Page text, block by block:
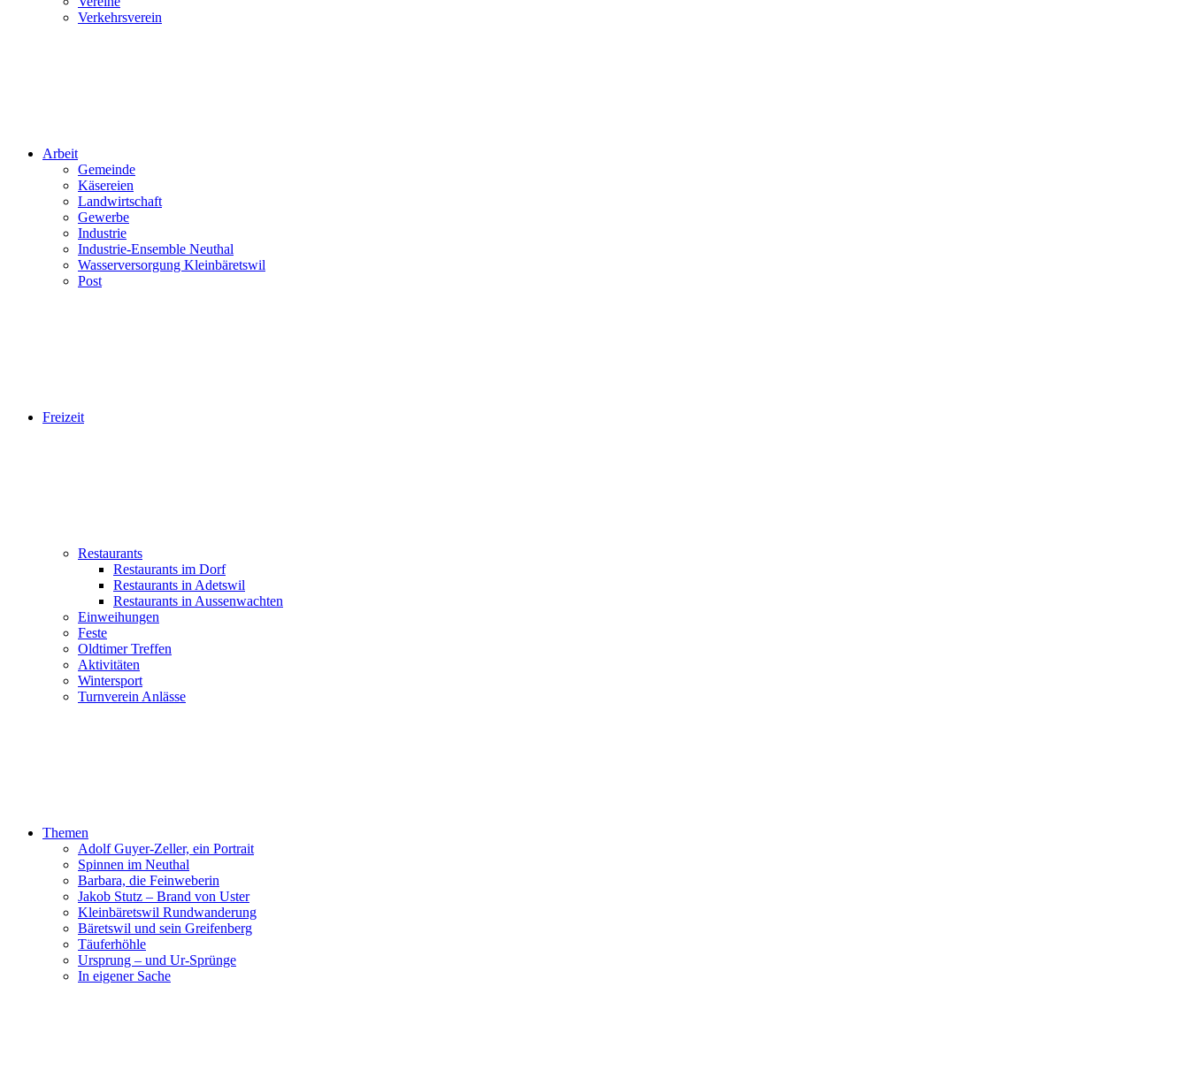
Verkehrsverein
Arbeit
Gemeinde
Käsereien
Landwirtschaft
Gewerbe
Industrie
Industrie-Ensemble Neuthal
Wasserversorgung Kleinbäretswil
Post
Freizeit
Restaurants
Restaurants im Dorf
Restaurants in Adetswil
Restaurants in Aussenwachten
Einweihungen
Feste
Oldtimer Treffen
Aktivitäten
Wintersport
Turnverein Anlässe
Themen
Adolf Guyer-Zeller, ein Portrait
Spinnen im Neuthal
Barbara, die Feinweberin
Jakob Stutz – Brand von Uster
Kleinbäretswil Rundwanderung
Bäretswil und sein Greifenberg
Täuferhöhle
Ursprung – und Ur-Sprünge
In eigener Sache